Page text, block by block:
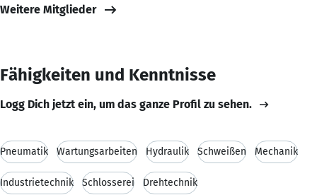
Weitere Mitglieder
Fähigkeiten und Kenntnisse
Logg Dich jetzt ein, um das ganze Profil zu sehen.
Pneumatik Wartungsarbeiten Hydraulik Schweißen Mechanik
Industrietechnik Schlosserei Drehtechnik